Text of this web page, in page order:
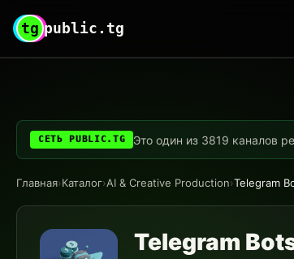
tg public.tg
СЕТЬ PUBLIC.TG Это один из 3819 каналов
Главная›Каталог›AI & Creative Production›Telegram
Telegram